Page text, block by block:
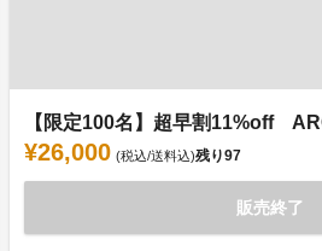
【限定100名】超早割11%off
¥26,000 (税込/送料込)残り97
販売終了